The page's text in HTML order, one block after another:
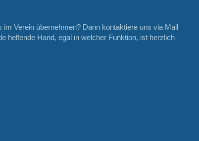
Verein übernehmen? Dann kontaktiere uns via Mail
helfende Hand, egal in welcher Funktion, ist herzlich